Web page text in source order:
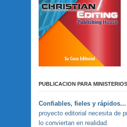
PUBLICACION PARA MINISTERIOS
Confiables, fieles y rápidos...
proyecto editorial necesita de
lo conviertan en realidad.